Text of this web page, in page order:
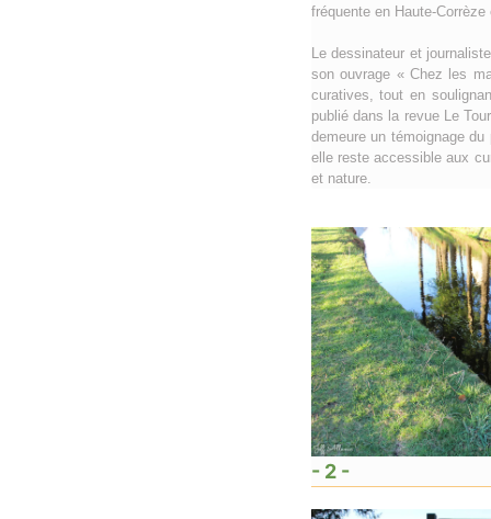
fréquente en Haute-
Le dessinateur et
son ouvrage « Chez les
curatives, tout en
publié dans la revue Le
demeure un témoignage
elle reste accessible aux
et nature.
- 2 -